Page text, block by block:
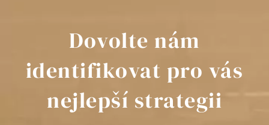
Dovolte nám
identifikovat pro vás
nejlepší strategii